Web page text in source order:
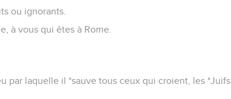
ou ignorants.
à vous qui êtes à Rome.
par laquelle il *sauve tous ceux qui croient, les *Juifs